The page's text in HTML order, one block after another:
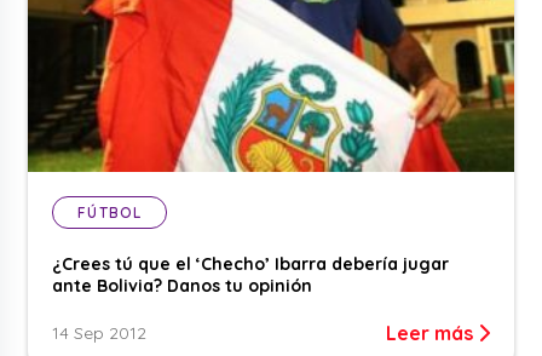
FÚTBOL
¿Crees tú que el ‘Checho’ Ibarra debería jugar
ante Bolivia? Danos tu opinión
14 Sep 2012 Leer más